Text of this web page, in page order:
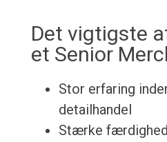
Det vigtigste
et Senior
Stor erfaring
detailhandel
Stærke